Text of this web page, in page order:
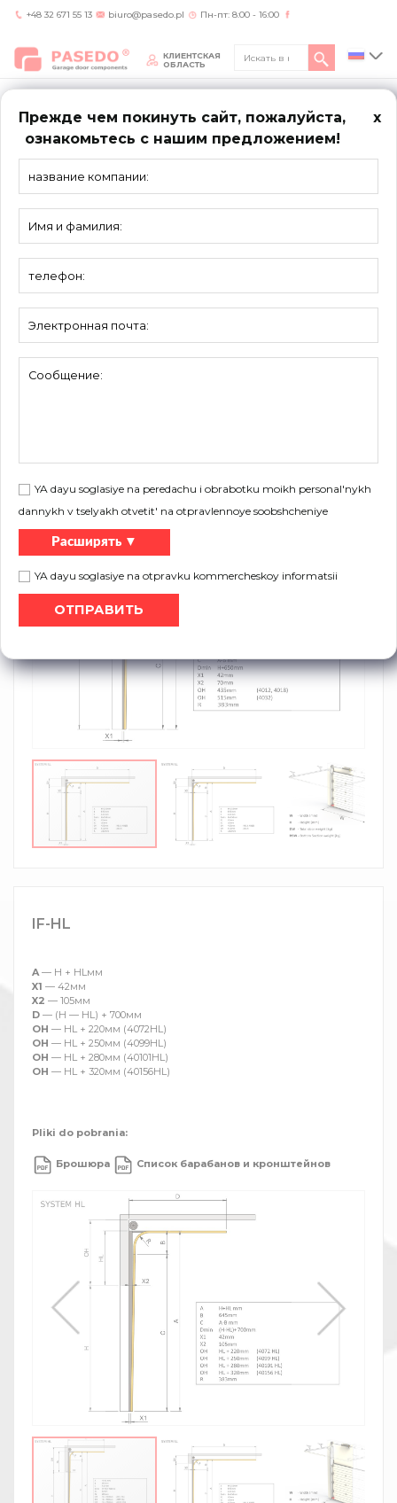
+48 32 671 55 13 biuro@pasedo.pl Пн-пт: 8:00 - 16:00
КЛИЕНТСКАЯ
ОБЛАСТЬ
Прежде чем покинуть сайт, пожалуйста,
ознакомьтесь с нашим предложением!
x
YA dayu soglasiye na peredachu i obrabotku moikh personal'nykh
dannykh v tselyakh otvetit' na otpravlennoye soobshcheniye
Расширять ▼
YA dayu soglasiye na otpravku kommercheskoy informatsii
Home/Bramy/ Промышленные ворота
NAZWAPODSTRONY
IF-SL
A— H + 250мм
OH— 435мм (4012SL, 4018SL)
Брошюра Список барабанов и кронштейнов
IF-HL
A — H + HLмм
X1 — 42мм
X2 — 105мм
D — (H — HL) + 700мм
OH — HL + 220мм (4072HL)
OH — HL + 250мм (4099HL)
OH — HL + 280мм (40101HL)
OH — HL + 320мм (40156HL)
Pliki do pobrania:
Брошюра Список барабанов и кронштейнов